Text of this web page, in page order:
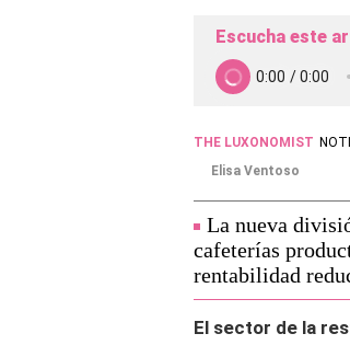
Escucha este
THE LUXONOMIST
Elisa Ventoso
La nueva
cafeterías
rentabilidad
El sector de la